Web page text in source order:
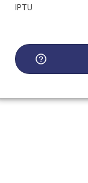
IPTU